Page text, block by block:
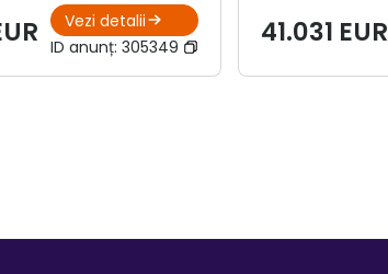
Vezi detalii
ID anunț:305349 41.031 EUR